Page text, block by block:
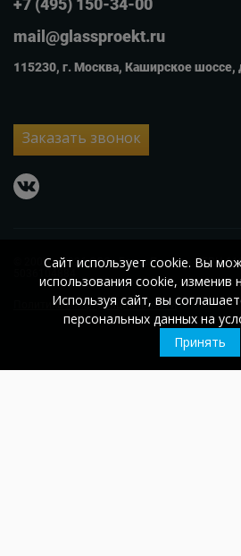
+7 (495) 150-34-00
mail@glassproekt.ru
115230, г. Москва, Каширское шоссе,
Заказать звонок
vkontakte
© 2007 – 2026 ООО «Гласс Проект» ОГРН
Политика конфиденциальности
Сайт использует cookie. Вы
использования cookie, изменив
Используя сайт, вы
персональных данных на
Принять